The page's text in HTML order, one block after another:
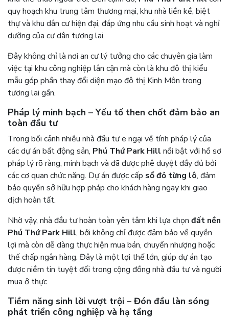
quy hoạch khu trung tâm thương mại, khu nhà liền kề, biệt
thự và khu dân cư hiện đại, đáp ứng nhu cầu sinh hoạt và nghỉ
dưỡng của cư dân tương lai.
Đây không chỉ là nơi an cư lý tưởng cho các chuyên gia làm
việc tại khu công nghiệp lân cận mà còn là khu đô thị kiểu
mẫu góp phần thay đổi diện mạo đô thị Kinh Môn trong
tương lai gần.
Pháp lý minh bạch – Yếu tố then chốt đảm bảo an
toàn đầu tư
Trong bối cảnh nhiều nhà đầu tư e ngại về tính pháp lý của
các dự án bất động sản, Phú Thứ Park Hill nổi bật với hồ sơ
pháp lý rõ ràng, minh bạch và đã được phê duyệt đầy đủ bởi
các cơ quan chức năng. Dự án được cấp sổ đỏ từng lô, đảm
bảo quyền sở hữu hợp pháp cho khách hàng ngay khi giao
dịch hoàn tất.
Nhờ vậy, nhà đầu tư hoàn toàn yên tâm khi lựa chọn đất nền
Phú Thứ Park Hill, bởi không chỉ được đảm bảo về quyền
lợi mà còn dễ dàng thực hiện mua bán, chuyển nhượng hoặc
thế chấp ngân hàng. Đây là một lợi thế lớn, giúp dự án tạo
được niềm tin tuyệt đối trong cộng đồng nhà đầu tư và người
mua ở thực.
Tiềm năng sinh lời vượt trội – Đón đầu làn sóng
phát triển công nghiệp và hạ tầng